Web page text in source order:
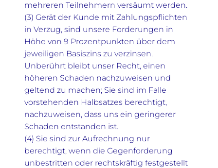
mehreren Teilnehmern versäumt werden.
(3) Gerät der Kunde mit Zahlungspflichten
in Verzug, sind unsere Forderungen in
Höhe von 9 Prozentpunkten über dem
jeweiligen Basiszins zu verzinsen.
Unberührt bleibt unser Recht, einen
höheren Schaden nachzuweisen und
geltend zu machen; Sie sind im Falle
vorstehenden Halbsatzes berechtigt,
nachzuweisen, dass uns ein geringerer
Schaden entstanden ist.
(4) Sie sind zur Aufrechnung nur
berechtigt, wenn die Gegenforderung
unbestritten oder rechtskräftig festgestellt